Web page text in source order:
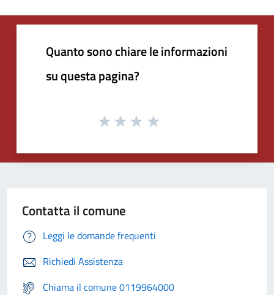
Quanto sono chiare le informazioni
su questa pagina?
Contatta il comune
Leggi le domande frequenti
Richiedi Assistenza
Chiama il comune 0119964000